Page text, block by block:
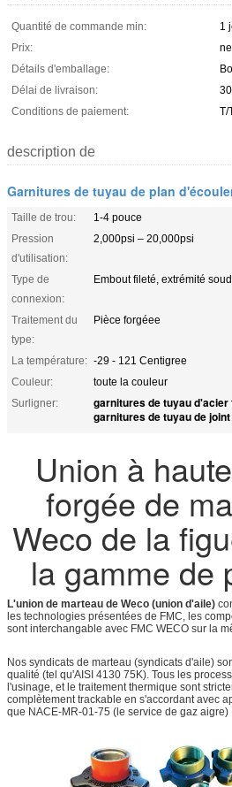
Quantité de commande min:
1
Prix:
Détails d'emballage:
Délai de livraison:
Conditions de paiement:
T/
description de
Garnitures de tuyau de plan
Taille de trou:
1-4 pouce
Pression
d'utilisation:
2,000psi – 20,000psi
Type de
connexion:
Embout fileté, extrémité
Traitement du
type:
Pièce forgéee
La température: -29 - 121 Centigree
Couleur:
toute la couleur
Surligner:
garnitures de tuyau d'acier
garnitures de tuyau de
Union à
forgée de
Weco de la
la gamme de
L'union de marteau de Weco (union d'aile)
les technologies présentées de FMC, les
sont interchangable avec FMC WECO sur la
Nos syndicats de marteau (syndicats d'aile)
qualité (tel qu'AISI 4130 75K). Tous les
l'usinage, et le traitement thermique sont
complètement trackable en s'accordant avec
que NACE-MR-01-75 (le service de gaz aigre)